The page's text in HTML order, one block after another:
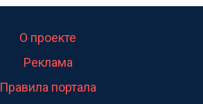
О проекте
Реклама
Правила портала